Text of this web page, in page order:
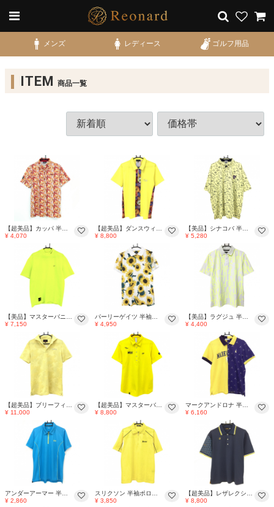
メンズ レディース ゴルフ用品
ITEM 商品一覧
【超美品】カッパ 半袖ポロシャツ オレンジ×イエロー 総柄 ボタンダウン メンズ O(XL) ゴルフウェア Kappa
¥ 4,070
【超美品】ダンスウィズドラゴン 半袖ポロシャツ イエロー×レッド系×パープル系 一部柄 メンズ 3(L) ゴルフウェア Dance With Dragon
¥ 8,800
【美品】シナコバ 半袖ポロシャツ イエロー×ネイビー 英字総柄 ロゴ メンズ 4L ゴルフウェア 大きいサイズ SINA COVA
¥ 5,280
【美品】マスターバニー 半袖ハイネックシャツ 蛍光イエロー 凹凸生地 ロゴ刺しゅう メンズ 5(L) ゴルフウェア MASTER BUNNY EDITION
¥ 7,150
パーリーゲイツ 半袖ポロシャツ 白×イエロー系×ブラウン系 ひまわり総柄 メンズ 5(L) ゴルフウェア PEARLY GATES
¥ 4,950
【美品】ラグジュ 半袖ポロシャツ 白×蛍光イエロー系 総柄 メンズ Ｌ ゴルフウェア LUXE/R
¥ 4,400
【超美品】ブリーフィング 半袖スキッパーシャツ イエロー系 総柄 胸ロゴ メンズ L ゴルフウェア BRIEFING
¥ 11,000
【超美品】マスターバニー 半袖ポロシャツ イエロー×黒 胸ロゴ 織生地 メンズ 5(L) ゴルフウェア MASTER BUNNY EDITION
¥ 8,800
マークアンドロナ 半袖ポロシャツ イエロー×パープル スカル刺しゅう メンズ XL ゴルフウェア MARK＆LONA
¥ 6,160
アンダーアーマー 半袖ポロシャツ ライトブルー×イエロー ハーフジップ 背面メッシュ ロゴ刺しゅう メンズ XL ゴルフウェア UNDER ARMOUR
¥ 2,860
スリクソン 半袖ポロシャツ イエロー×黒 ハーフジップ ロゴ刺しゅう メンズ LL ゴルフウェア SRIXON
¥ 3,850
【超美品】レザレクション 半袖ポロシャツ ネイビー×イエロー系 襟・袖口ライン メンズ XL ゴルフウェア Resurrection
¥ 8,800